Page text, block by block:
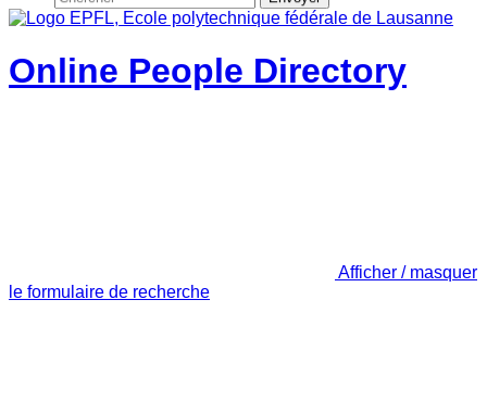
Online People Directory
Afficher / masquer
le formulaire de recherche